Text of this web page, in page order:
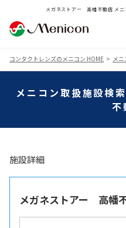
メガネストアー 高幡不動店 メ
コンタクトレンズのメニコン HOME メ
メニコン取扱施設検
不
施設詳細
メガネストアー 高幡